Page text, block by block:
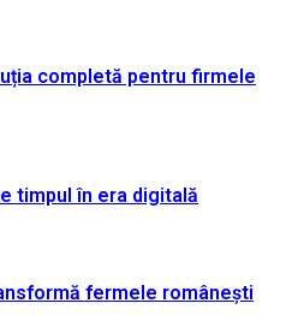
completă pentru firmele
timpul în era digitală
fermele românești